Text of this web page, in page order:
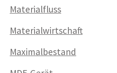
Materialfluss
Materialwirtschaft
Maximalbestand